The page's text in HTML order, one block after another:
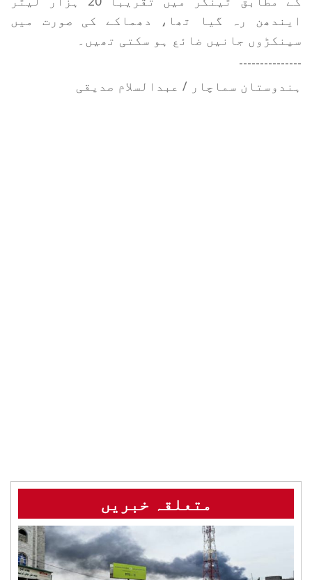
ایندھن رہ گیا تھا، دھماکے کی صورت میں
سینکڑوں جانیں ضائع ہو سکتی تھیں۔
---------------
ہندوستان سماچار / عبدالسلام صدیقی
متعلقہ خبریں